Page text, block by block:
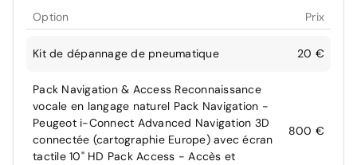
Option Prix
Kit de dépannage de pneumatique 20 €
Pack Navigation & Access Reconnaissance
vocale en langage naturel Pack Navigation -
Peugeot i-Connect Advanced Navigation 3D
connectée (cartographie Europe) avec écran
tactile 10" HD Pack Access - Accès et
800 €